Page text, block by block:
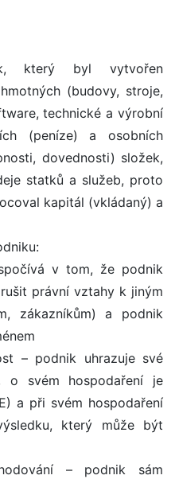
který byl vytvořen
(budovy, stroje,
technické a výrobní
(peníze) a osobních
dovednosti) složek,
statků a služeb, proto
kapitál (vkládaný) a
v tom, že podnik
právní vztahy k jiným
zákazníkům) a podnik
– podnik uhrazuje své
o svém hospodaření je
a při svém hospodaření
který může být
– podnik sám